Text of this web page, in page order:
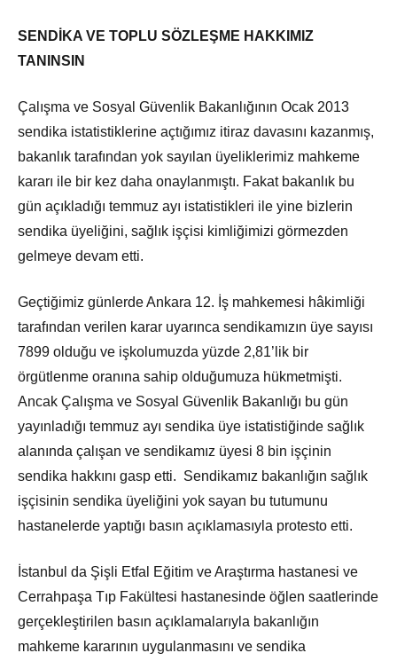
SENDİKA VE TOPLU SÖZLEŞME HAKKIMIZ
TANINSIN
Çalışma ve Sosyal Güvenlik Bakanlığının Ocak 2013
sendika istatistiklerine açtığımız itiraz davasını kazanmış,
bakanlık tarafından yok sayılan üyeliklerimiz mahkeme
kararı ile bir kez daha onaylanmıştı. Fakat bakanlık bu
gün açıkladığı temmuz ayı istatistikleri ile yine bizlerin
sendika üyeliğini, sağlık işçisi kimliğimizi görmezden
gelmeye devam etti.
Geçtiğimiz günlerde Ankara 12. İş mahkemesi hâkimliği
tarafından verilen karar uyarınca sendikamızın üye sayısı
7899 olduğu ve işkolumuzda yüzde 2,81’lik bir
örgütlenme oranına sahip olduğumuza hükmetmişti.
Ancak Çalışma ve Sosyal Güvenlik Bakanlığı bu gün
yayınladığı temmuz ayı sendika üye istatistiğinde sağlık
alanında çalışan ve sendikamız üyesi 8 bin işçinin
sendika hakkını gasp etti. Sendikamız bakanlığın sağlık
işçisinin sendika üyeliğini yok sayan bu tutumunu
hastanelerde yaptığı basın açıklamasıyla protesto etti.
İstanbul da Şişli Etfal Eğitim ve Araştırma hastanesi ve
Cerrahpaşa Tıp Fakültesi hastanesinde öğlen saatlerinde
gerçekleştirilen basın açıklamalarıyla bakanlığın
mahkeme kararının uygulanmasını ve sendika